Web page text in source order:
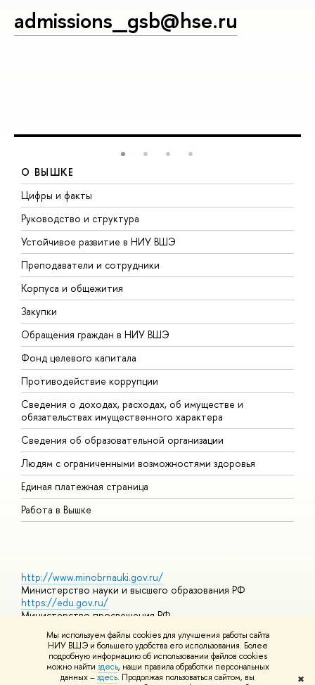
Мы используем файлы cookies для улучшения работы сайта
НИУ ВШЭ и большего удобства его использования. Более
подробную информацию об использовании файлов cookies
можно найти здесь, наши правила обработки персональных
данных –здесь. Продолжая пользоваться сайтом, вы
✖
admissions_gsb@hse.ru
О ВЫШКЕ
Цифры и факты
Руководство и структура
Устойчивое развитие в НИУ ВШЭ
Преподаватели и сотрудники
Корпуса и общежития
Закупки
Обращения граждан в НИУ ВШЭ
Фонд целевого капитала
Противодействие коррупции
Сведения о доходах, расходах, об имуществе и
обязательствах имущественного характера
Сведения об образовательной организации
Людям с ограниченными возможностями здоровья
Единая платежная страница
Работа в Вышке
http://www.minobrnauki.gov.ru/
Министерство науки и высшего образования РФ
https://edu.gov.ru/
Министерство просвещения РФ
Массовые открытые онлайн-курсы
© НИУ ВШЭ 1993–2026 Адреса и контактыУсловия